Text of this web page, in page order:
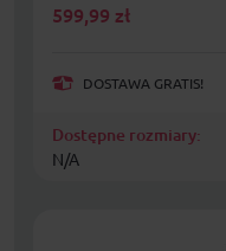
599,99 zł
DOSTAWA GRATIS!
Dostępne rozmiary:
N/A